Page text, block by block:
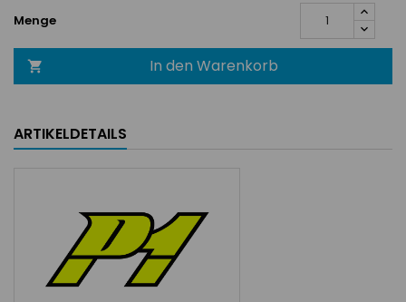
Menge
 In den Warenkorb
ARTIKELDETAILS